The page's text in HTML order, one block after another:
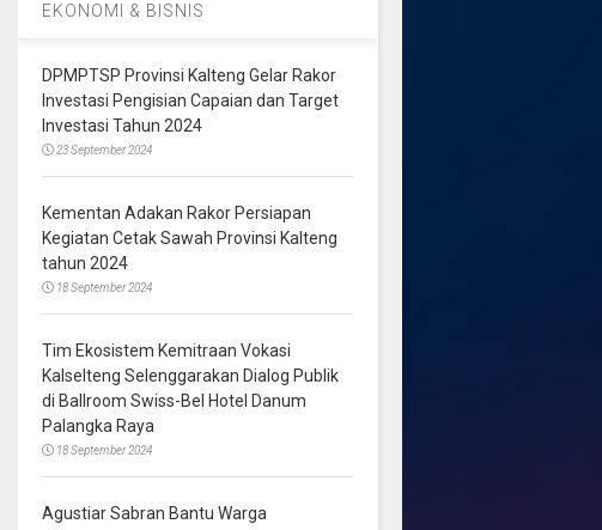
EKONOMI & BISNIS
DPMPTSP Provinsi Kalteng Gelar Rakor
Investasi Pengisian Capaian dan Target
Investasi Tahun 2024
23 September 2024
Kementan Adakan Rakor Persiapan
Kegiatan Cetak Sawah Provinsi Kalteng
tahun 2024
18 September 2024
Tim Ekosistem Kemitraan Vokasi
Kalselteng Selenggarakan Dialog Publik
di Ballroom Swiss-Bel Hotel Danum
Palangka Raya
18 September 2024
Agustiar Sabran Bantu Warga